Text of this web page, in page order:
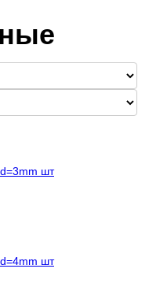
шт
шт